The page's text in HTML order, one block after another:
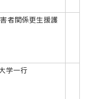
者関係更生援護
学一行